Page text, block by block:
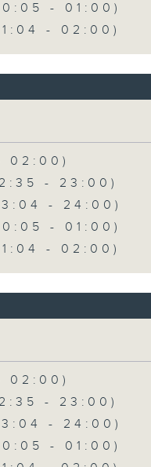
- 01:00)
- 02:00)
02:00)
- 23:00)
- 24:00)
- 01:00)
- 02:00)
02:00)
- 23:00)
- 24:00)
- 01:00)